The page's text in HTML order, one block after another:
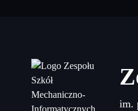
im.